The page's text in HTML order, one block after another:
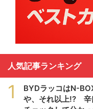
人気記事ランキング
1
BYDラッコはN-
や、それ以上!? 辛